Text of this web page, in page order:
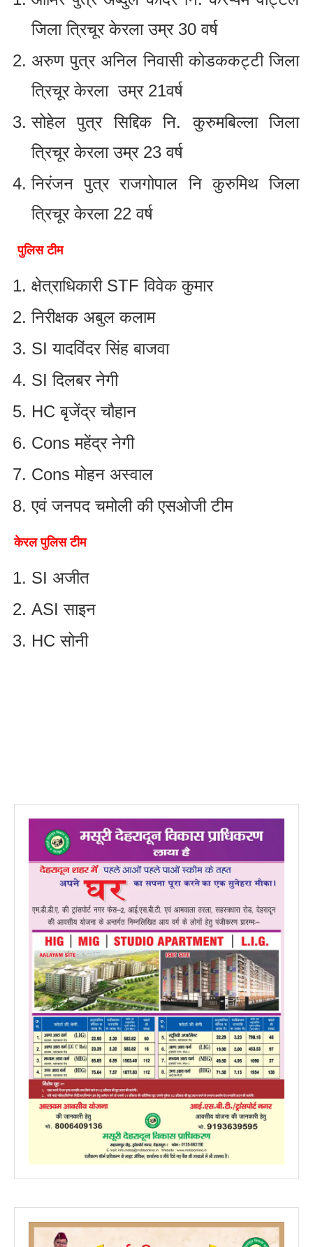
जिला त्रिचूर केरला उम्र 30 वर्ष
अरुण पुत्र अनिल निवासी कोडककट्टी जिला
त्रिचूर केरला उम्र 21वर्ष
सोहेल पुत्र सिद्दिक नि. कुरुमबिल्ला जिला
त्रिचूर केरला उम्र 23 वर्ष
निरंजन पुत्र राजगोपाल नि कुरुमिथ जिला
त्रिचूर केरला 22 वर्ष
पुलिस टीम
क्षेत्राधिकारी STF विवेक कुमार
निरीक्षक अबुल कलाम
SI यादविंदर सिंह बाजवा
SI दिलबर नेगी
HC बृजेंद्र चौहान
Cons महेंद्र नेगी
Cons मोहन अस्वाल
एवं जनपद चमोली की एसओजी टीम
केरल पुलिस टीम
SI अजीत
ASI साइन
HC सोनी